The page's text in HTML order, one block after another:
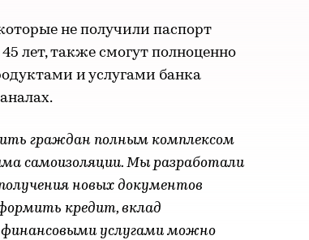
не получили паспорт
лет, также смогут полноценно
и услугами банка
граждан полным комплексом
самоизоляции. Мы разработали
новых документов
кредит, вклад
финансовыми услугами можно